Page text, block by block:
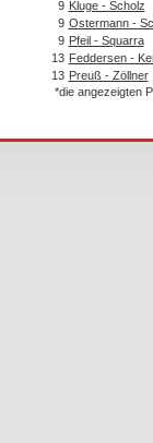
9 Kluge - Scholz
9 Ostermann -
9 Pfeil - Squarra
13 Feddersen -
13 Preuß - Zöllner
*die angezeigten